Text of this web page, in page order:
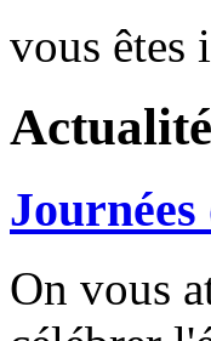
vous êtes
On vous